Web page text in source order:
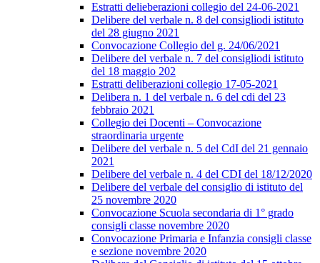
Estratti delieberazioni collegio del 24-06-2021
Delibere del verbale n. 8 del consigliodi istituto
del 28 giugno 2021
Convocazione Collegio del g. 24/06/2021
Delibere del verbale n. 7 del consigliodi istituto
del 18 maggio 202
Estratti deliberazioni collegio 17-05-2021
Delibera n. 1 del verbale n. 6 del cdi del 23
febbraio 2021
Collegio dei Docenti – Convocazione
straordinaria urgente
Delibere del verbale n. 5 del CdI del 21 gennaio
2021
Delibere del verbale n. 4 del CDI del 18/12/2020
Delibere del verbale del consiglio di istituto del
25 novembre 2020
Convocazione Scuola secondaria di 1° grado
consigli classe novembre 2020
Convocazione Primaria e Infanzia consigli classe
e sezione novembre 2020